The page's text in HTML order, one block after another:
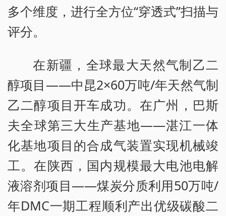
多个维度，进行全方位“穿透式”扫描与
评分。
在新疆，全球最大天然气制乙二
醇项目——中昆2×60万吨/年天然气制
乙二醇项目开车成功。在广州，巴斯
夫全球第三大生产基地——湛江一体
化基地项目的合成气装置实现机械竣
工。在陕西，国内规模最大电池电解
液溶剂项目——煤炭分质利用50万吨/
年DMC一期工程顺利产出优级碳酸二